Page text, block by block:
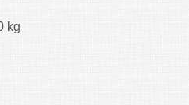
kg